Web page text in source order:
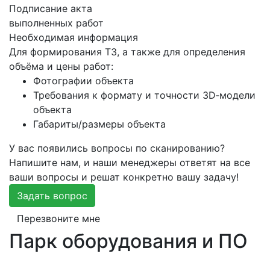
Подписание акта
выполненных работ
Необходимая информация
Для формирования ТЗ, а также для определения
объёма и цены работ:
Фотографии объекта
Требования к формату и точности 3D‑модели
объекта
Габариты/размеры объекта
У вас появились вопросы по сканированию?
Напишите нам, и наши менеджеры ответят на все
ваши вопросы и решат конкретно вашу задачу!
Задать вопрос
Перезвоните мне
Парк оборудования и ПО